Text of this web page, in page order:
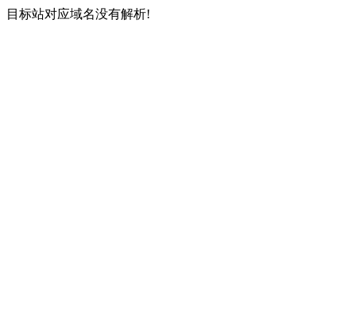
目标站对应域名没有解析!